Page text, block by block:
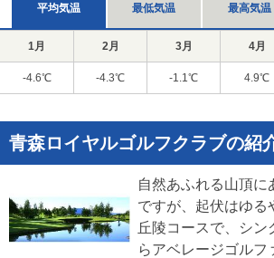
平均気温 最低気温 最高気温
1月 2月 3月 4月
-4.6℃ -4.3℃ -1.1℃ 4.9℃
青森ロイヤルゴルフクラブの紹
自然あふれる山頂に
ですが、起伏はゆる
丘陵コースで、シン
らアベレージゴルフ